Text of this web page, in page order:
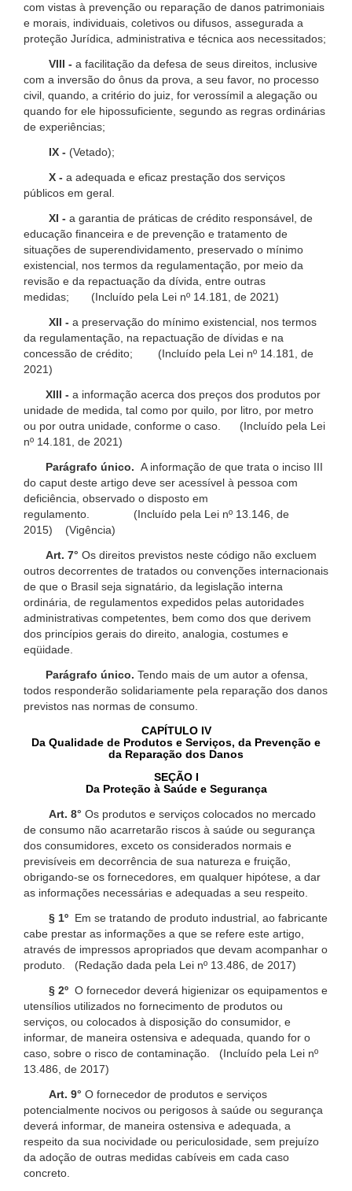
com vistas à prevenção ou reparação de danos patrimoniais
e morais, individuais, coletivos ou difusos, assegurada a
proteção Jurídica, administrativa e técnica aos necessitados;
VIII - a facilitação da defesa de seus direitos, inclusive
com a inversão do ônus da prova, a seu favor, no processo
civil, quando, a critério do juiz, for verossímil a alegação ou
quando for ele hipossuficiente, segundo as regras ordinárias
de experiências;
IX - (Vetado);
X - a adequada e eficaz prestação dos serviços
públicos em geral.
XI - a garantia de práticas de crédito responsável, de
educação financeira e de prevenção e tratamento de
situações de superendividamento, preservado o mínimo
existencial, nos termos da regulamentação, por meio da
revisão e da repactuação da dívida, entre outras
medidas; (Incluído pela Lei nº 14.181, de 2021)
XII - a preservação do mínimo existencial, nos termos
da regulamentação, na repactuação de dívidas e na
concessão de crédito; (Incluído pela Lei nº 14.181, de
2021)
XIII - a informação acerca dos preços dos produtos por
unidade de medida, tal como por quilo, por litro, por metro
ou por outra unidade, conforme o caso. (Incluído pela Lei
nº 14.181, de 2021)
Parágrafo único. A informação de que trata o inciso III
do caput deste artigo deve ser acessível à pessoa com
deficiência, observado o disposto em
regulamento. (Incluído pela Lei nº 13.146, de
2015) (Vigência)
Art. 7° Os direitos previstos neste código não excluem
outros decorrentes de tratados ou convenções internacionais
de que o Brasil seja signatário, da legislação interna
ordinária, de regulamentos expedidos pelas autoridades
administrativas competentes, bem como dos que derivem
dos princípios gerais do direito, analogia, costumes e
eqüidade.
Parágrafo único. Tendo mais de um autor a ofensa,
todos responderão solidariamente pela reparação dos danos
previstos nas normas de consumo.
CAPÍTULO IV
Da Qualidade de Produtos e Serviços, da Prevenção e
da Reparação dos Danos
SEÇÃO I
Da Proteção à Saúde e Segurança
Art. 8° Os produtos e serviços colocados no mercado
de consumo não acarretarão riscos à saúde ou segurança
dos consumidores, exceto os considerados normais e
previsíveis em decorrência de sua natureza e fruição,
obrigando-se os fornecedores, em qualquer hipótese, a dar
as informações necessárias e adequadas a seu respeito.
§ 1º Em se tratando de produto industrial, ao fabricante
cabe prestar as informações a que se refere este artigo,
através de impressos apropriados que devam acompanhar o
produto. (Redação dada pela Lei nº 13.486, de 2017)
§ 2º O fornecedor deverá higienizar os equipamentos e
utensílios utilizados no fornecimento de produtos ou
serviços, ou colocados à disposição do consumidor, e
informar, de maneira ostensiva e adequada, quando for o
caso, sobre o risco de contaminação. (Incluído pela Lei nº
13.486, de 2017)
Art. 9° O fornecedor de produtos e serviços
potencialmente nocivos ou perigosos à saúde ou segurança
deverá informar, de maneira ostensiva e adequada, a
respeito da sua nocividade ou periculosidade, sem prejuízo
da adoção de outras medidas cabíveis em cada caso
concreto.